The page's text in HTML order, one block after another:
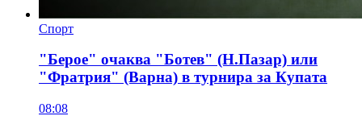
Спорт
"Берое" очаква "Ботев" (Н.Пазар) или
"Фратрия" (Варна) в турнира за Купата
08:08